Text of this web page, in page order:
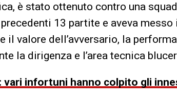
è stato ottenuto contro una
13 partite e aveva
il valore dell’avversario, la
la dirigenza e l’area tecnica
vari infortuni hanno colpito gli